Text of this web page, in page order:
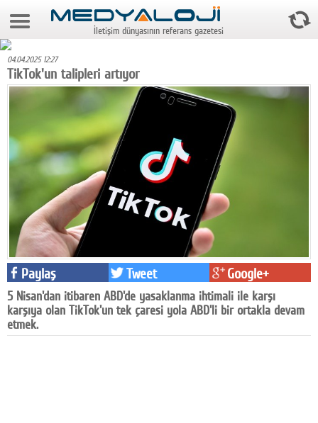
9 Ağustos 2026 2:16:07
Foto Galeri
Video Galeri
Gazeteler
Medya
Reyting-tiraj
Teknoloji
Televizyon
Dünya
Pr
Facebook
İletişim dünyasının referans gazetesi
04.04.2025 12:27
TikTok'un talipleri artıyor
Paylaş Tweet Google+
5 Nisan'dan itibaren ABD'de yasaklanma ihtimali ile karşı
karşıya olan TikTok'un tek çaresi yola ABD'li bir ortakla devam
etmek.